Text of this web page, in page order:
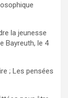
la jeunesse
Bayreuth, le 4
; Les pensées